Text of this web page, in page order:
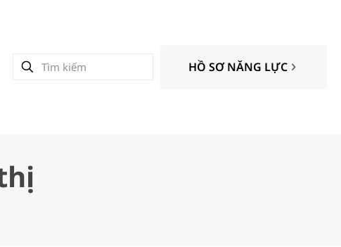
HỒ SƠ NĂNG LỰC